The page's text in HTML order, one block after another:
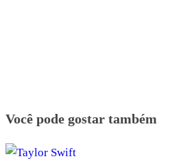
Você pode gostar também